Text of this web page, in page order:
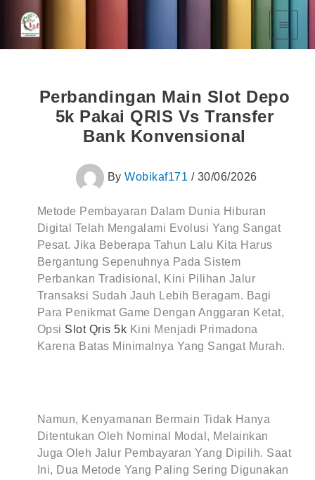
Content
Perbandingan Main Slot Depo
5k Pakai QRIS Vs Transfer
Bank Konvensional
By Wobikaf171 / 30/06/2026
Metode Pembayaran Dalam Dunia Hiburan
Digital Telah Mengalami Evolusi Yang Sangat
Pesat. Jika Beberapa Tahun Lalu Kita Harus
Bergantung Sepenuhnya Pada Sistem
Perbankan Tradisional, Kini Pilihan Jalur
Transaksi Sudah Jauh Lebih Beragam. Bagi
Para Penikmat Game Dengan Anggaran Ketat,
Opsi Slot Qris 5k Kini Menjadi Primadona
Karena Batas Minimalnya Yang Sangat Murah.
Namun, Kenyamanan Bermain Tidak Hanya
Ditentukan Oleh Nominal Modal, Melainkan
Juga Oleh Jalur Pembayaran Yang Dipilih. Saat
Ini, Dua Metode Yang Paling Sering Digunakan